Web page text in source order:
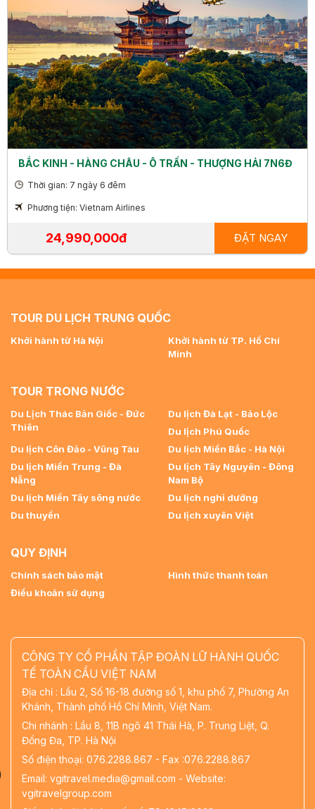
BẮC KINH - HÀNG CHÂU - Ô TRẤN - THƯỢNG HẢI 7N6Đ
Thời gian: 7 ngày 6 đêm
Phương tiện: Vietnam Airlines
24,990,000đ ĐẶT NGAY
TOUR DU LỊCH TRUNG QUỐC
Khởi hành từ Hà Nội
Khởi hành từ TP. Hồ Chí
Minh
TOUR TRONG NƯỚC
Du Lịch Thác Bản Giốc - Đức
Thiên
Du lịch Đà Lạt - Bảo Lộc
Du lịch Phú Quốc
Du lịch Côn Đảo - Vũng Tàu
Du lịch Miền Bắc - Hà Nội
Du lịch Miền Trung - Đà
Nẵng
Du lịch Tây Nguyên - Đông
Nam Bộ
Du lịch Miền Tây sông nước
Du lịch nghỉ dưỡng
Du thuyền
Du lịch xuyên Việt
QUY ĐỊNH
Chính sách bảo mật
Hình thức thanh toán
Điều khoản sử dụng
CÔNG TY CỔ PHẦN TẬP ĐOÀN LỮ HÀNH QUỐC
TẾ TOÀN CẦU VIỆT NAM
Địa chỉ : Lầu 2, Số 16-18 đường số 1, khu phố 7, Phường An
Khánh, Thành phố Hồ Chí Minh, Việt Nam.
Chi nhánh : Lầu 8, 11B ngõ 41 Thái Hà, P. Trung Liệt, Q.
Đống Đa, TP. Hà Nội
Số điện thoại: 076.2288.867 - Fax :076.2288.867
Email: vgitravel.media@gmail.com - Website:
vgitravelgroup.com